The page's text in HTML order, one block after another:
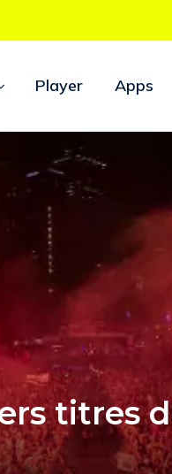
soirées d’ouverture
Player Apps
titres